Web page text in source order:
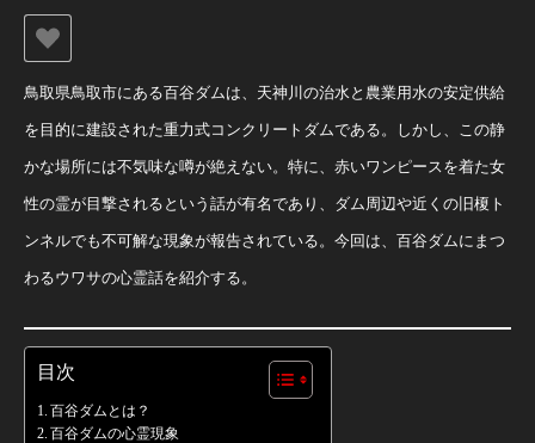
鳥取県鳥取市にある百谷ダムは、天神川の治水と農業用水の安定供給
を目的に建設された重力式コンクリートダムである。しかし、この静
かな場所には不気味な噂が絶えない。特に、赤いワンピースを着た女
性の霊が目撃されるという話が有名であり、ダム周辺や近くの旧榎ト
ンネルでも不可解な現象が報告されている。今回は、百谷ダムにまつ
わるウワサの心霊話を紹介する。
目次
百谷ダムとは？
百谷ダムの心霊現象